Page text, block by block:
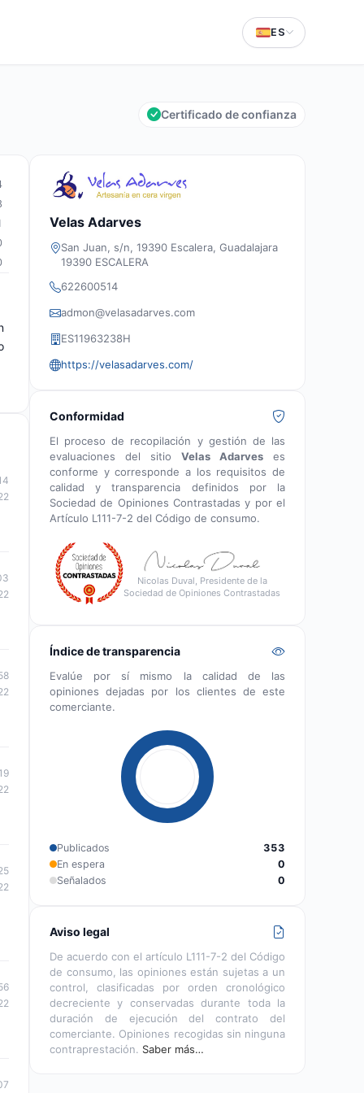
ES
Certificado de confianza
Velas Adarves
San Juan, s/n, 19390 Escalera, Guadalajara
19390 ESCALERA
622600514
admon@velasadarves.com
ES11963238H
https://velasadarves.com/
Conformidad
El proceso de recopilación y gestión de las
evaluaciones del sitio Velas Adarves es
conforme y corresponde a los requisitos de
calidad y transparencia definidos por la
Sociedad de Opiniones Contrastadas y por el
Artículo L111-7-2 del Código de consumo.
Nicolas Duval, Presidente de la
Sociedad de Opiniones Contrastadas
Índice de transparencia
Evalúe por sí mismo la calidad de las
opiniones dejadas por los clientes de este
comerciante.
Publicados
353
En espera
0
Señalados
0
Aviso legal
De acuerdo con el artículo L111-7-2 del Código
de consumo, las opiniones están sujetas a un
control, clasificadas por orden cronológico
decreciente y conservadas durante toda la
duración de ejecución del contrato del
comerciante. Opiniones recogidas sin ninguna
contraprestación. Saber más…